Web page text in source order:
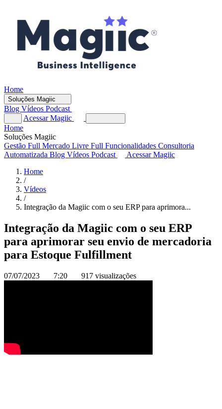
Home
Soluções Magiic
Blog Vídeos Podcast
Acessar Magiic
Home
Soluções Magiic
Gestão Full Mercado Livre Full Funcionalidades Consultoria
Automatizada Blog Vídeos Podcast
Acessar Magiic
Home
/
Vídeos
/
Integração da Magiic com o seu ERP para aprimora...
Integração da Magiic com o seu ERP
para aprimorar seu envio de mercadoria
para Estoque Fulfillment
07/07/2023 7:20 917 visualizações